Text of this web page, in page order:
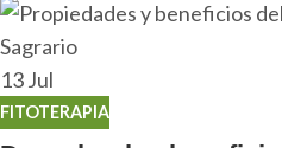
13Jul
FITOTERAPIA